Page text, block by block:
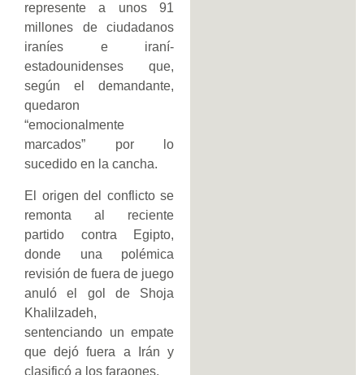
represente a unos 91
millones de ciudadanos
iraníes e iraní-
estadounidenses que,
según el demandante,
quedaron
“emocionalmente
marcados” por lo
sucedido en la cancha.
El origen del conflicto se
remonta al reciente
partido contra Egipto,
donde una polémica
revisión de fuera de juego
anuló el gol de Shoja
Khalilzadeh,
sentenciando un empate
que dejó fuera a Irán y
clasificó a los faraones.